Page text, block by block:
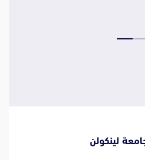
لينكولن